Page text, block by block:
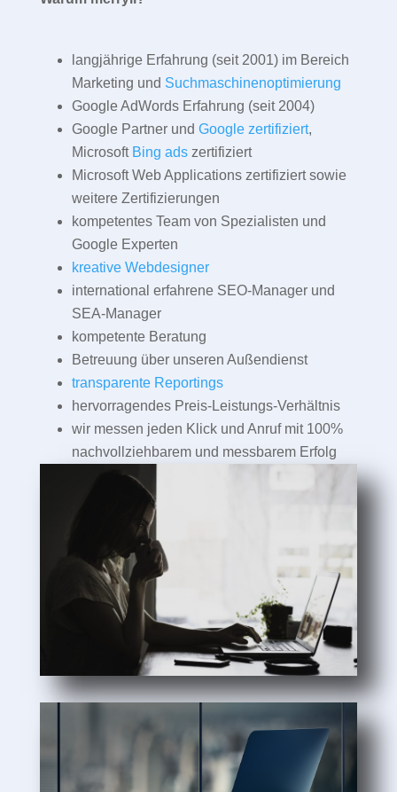
langjährige Erfahrung (seit 2001) im Bereich
Marketing und Suchmaschinenoptimierung
Google AdWords Erfahrung (seit 2004)
Google Partner und Google zertifiziert,
Microsoft Bing adszertifiziert
Microsoft Web Applications zertifiziert sowie
weitere Zertifizierungen
kompetentes Team von Spezialisten und
Google Experten
kreative Webdesigner
international erfahrene SEO-Manager und
SEA-Manager
kompetente Beratung
Betreuung über unseren Außendienst
transparente Reportings
hervorragendes Preis-Leistungs-Verhältnis
wir messen jeden Klick und Anruf mit 100%
nachvollziehbarem und messbarem Erfolg